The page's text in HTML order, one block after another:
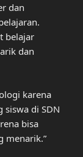
dan
belajar
dan
karena
siswa di SDN
bisa
menarik.”